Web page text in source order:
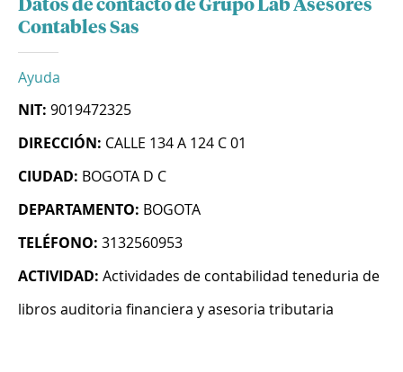
Datos de contacto de Grupo Lab Asesores
Contables Sas
Ayuda
NIT: 9019472325
DIRECCIÓN: CALLE 134 A 124 C 01
CIUDAD: BOGOTA D C
DEPARTAMENTO: BOGOTA
TELÉFONO: 3132560953
ACTIVIDAD: Actividades de contabilidad teneduria de
libros auditoria financiera y asesoria tributaria